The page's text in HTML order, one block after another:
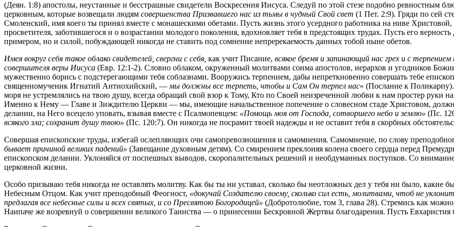
(Деян. 1:8) апостолы, неустанные и бесстрашные свидетели Воскресения Иисуса. Следуй по этой стезе подобно ревностным
церковным, которые возвещали людям совершенства Призвавшего нас из тьмы в чудный Свой свет (1 Пет. 2:9). Гряди по сей
Смоленский, имя коего ты принял вместе с монашескими обетами. Пусть жизнь этого усердного работника на ниве
просветителя, заботившегося и о возрастании молодого поколения, вдохновляет тебя в предстоящих трудах. Пусть его
примером, но и силой, побуждающей никогда не ставить под сомнение непререкаемость данных тобой ныне обетов.
Имея вокруг себя такое облако свидетелей, свергни с себя, как учит Писание, всякое бремя и запинающий нас грех и с
совершителя веры Иисуса (Евр. 12:1-2). Словно облаком, окруженный молитвами сонма апостолов, иерархов и угодников
мужественно борись с подстерегающими тебя соблазнами. Вооружись терпением, дабы непреткновенно совершать тебе
священномученик Игнатий Антиохийский, — мы должны все терпеть, чтобы и Сам Он терпел нас» (Послание к
моря не устремлялись на твою душу, всегда обращай свой взор к Тому, Кто по Своей неизреченной любви к нам простер руки
Именно к Нему — Главе и Зиждителю Церкви — мы, имеющие начальственное попечение о словесном стаде Христовом,
делании, на Него всецело уповать, взывая вместе с Псалмопевцем: «Помощь моя от Господа, сотворшего небо и землю» (Пс.
всякого зла; сохранит душу твою» (Пс. 120:7). Он никогда не посрамит твоей надежды и не оставит тебя в скорбных
Совершая епископские труды, избегай ослепляющих очи самопревозношения и самомнения. Самомнение, по слову
бывает причиной великих падений» (Завещание духовным детям). Со смирением преклоняя колена своего сердца перед
епископском делании. Уклоняйся от поспешных выводов, скоропалительных решений и необдуманных поступков. Со
церковной жизни.
Особо призываю тебя никогда не оставлять молитву. Как бы ты ни уставал, сколько бы неотложных дел у тебя ни было, какие
Небесным Отцом. Как учит преподобный Феогност, «докучай Создателю своему, сколько сил есть, молитвами, чтоб не
предлагая все небесные силы и всех святых, и со Пресвятою Богородицей» (Добротолюбие, том 3, глава 28). Стремись как
Наипаче же возревнуй о совершении великого Таинства — о принесении Бескровной Жертвы благодарения. Пусть Евхаристия